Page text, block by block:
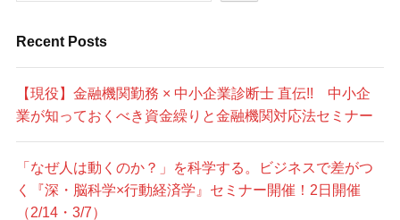
Recent Posts
【現役】金融機関勤務 × 中小企業診断士 直伝!! 中小企
業が知っておくべき資金繰りと金融機関対応法セミナー
「なぜ人は動くのか？」を科学する。ビジネスで差がつ
く『深・脳科学×行動経済学』セミナー開催！2日開催
（2/14・3/7）